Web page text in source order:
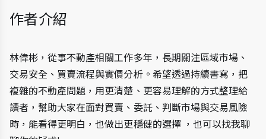
作者介紹
林偉彬，從事不動產相關工作多年，長期關注區域市場、
交易安全、買賣流程與實價分析。希望透過持續書寫，把
複雜的不動產問題，用更清楚、更容易理解的方式整理給
讀者，幫助大家在面對買賣、委託、判斷市場與交易風險
時，能看得更明白，也做出更穩健的選擇 ，也可以找我聊